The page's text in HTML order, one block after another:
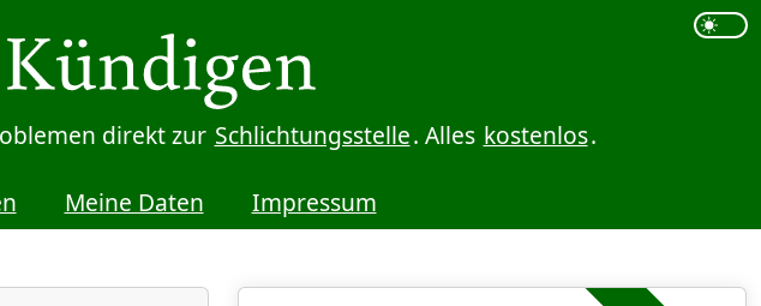
direkt zur Schlichtungsstelle. Alles kostenlos.
Meine Daten Impressum